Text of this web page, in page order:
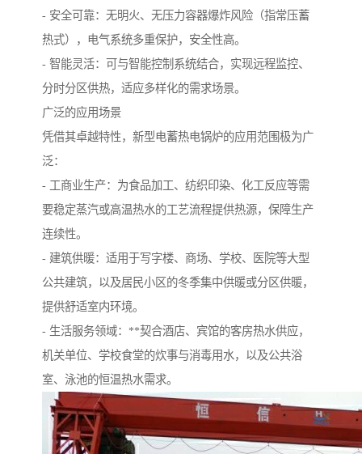
- 安全可靠：无明火、无压力容器爆炸风险（指常压蓄
热式），电气系统多重保护，安全性高。
- 智能灵活：可与智能控制系统结合，实现远程监控、
分时分区供热，适应多样化的需求场景。
广泛的应用场景
凭借其卓越特性，新型电蓄热电锅炉的应用范围极为广
泛：
- 工商业生产：为食品加工、纺织印染、化工反应等需
要稳定蒸汽或高温热水的工艺流程提供热源，保障生产
连续性。
- 建筑供暖：适用于写字楼、商场、学校、医院等大型
公共建筑，以及居民小区的冬季集中供暖或分区供暖，
提供舒适室内环境。
- 生活服务领域：**契合酒店、宾馆的客房热水供应，
机关单位、学校食堂的炊事与消毒用水，以及公共浴
室、泳池的恒温热水需求。